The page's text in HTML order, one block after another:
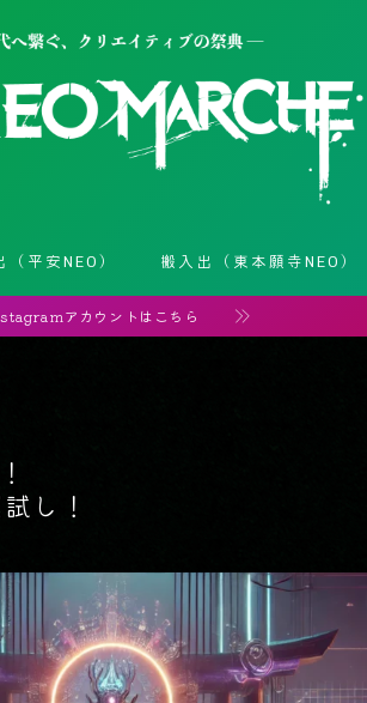
（平安NEO） 搬入出（東本願寺NEO）
アカウントはこちら
し！